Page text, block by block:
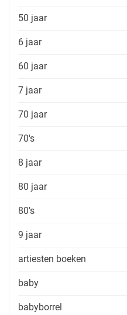
50 jaar
6 jaar
60 jaar
7 jaar
70 jaar
70's
8 jaar
80 jaar
80's
9 jaar
artiesten boeken
baby
babyborrel